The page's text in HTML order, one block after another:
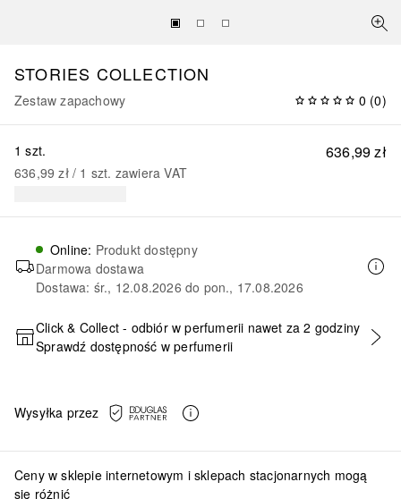
STORIES COLLECTION
Zestaw zapachowy 0 (0)
636,99 zł
1 szt.
636,99 zł / 1 szt. zawiera VAT
Online: Produkt dostępny
Darmowa dostawa
Dostawa: śr., 12.08.2026 do pon., 17.08.2026
DODAJ DO KOSZYKA
Click & Collect - odbiór w perfumerii nawet za 2 godziny
Sprawdź dostępność w perfumerii
Wysyłka przez
Ceny w sklepie internetowym i sklepach stacjonarnych mogą
się różnić